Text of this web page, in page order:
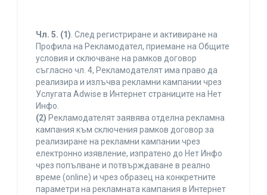
Чл. 5. (1). След регистриране и активиране на
Профила на Рекламодател, приемане на Общите
условия и сключване на рамков договор
съгласно чл. 4, Рекламодателят има право да
реализира и излъчва рекламни кампании чрез
Услугата Adwise в Интернет страниците на Нет
Инфо.
(2) Рекламодателят заявява отделна рекламна
кампания към сключения рамков договор за
реализиране на рекламни кампании чрез
електронно изявление, изпратено до Нет Инфо
чрез попълване и потвърждаване в реално
време (online) и чрез образец на конкретните
параметри на рекламната кампания в Интернет